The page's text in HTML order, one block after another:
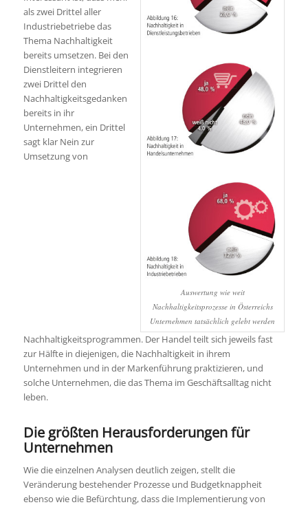
Auswertung wie weit
Nachhaltigkeitsprozesse in Österreichs
Unternehmen tatsächlich gelebt werden
als zwei Drittel aller
Industriebetriebe das
Thema Nachhaltigkeit
bereits umsetzen. Bei den
Dienstleitern integrieren
zwei Drittel den
Nachhaltigkeitsgedanken
bereits in ihr
Unternehmen, ein Drittel
sagt klar Nein zur
Umsetzung von
Nachhaltigkeitsprogrammen. Der Handel teilt sich jeweils fast
zur Hälfte in diejenigen, die Nachhaltigkeit in ihrem
Unternehmen und in der Markenführung praktizieren, und
solche Unternehmen, die das Thema im Geschäftsalltag nicht
leben.
Die größten Herausforderungen für
Unternehmen
Wie die einzelnen Analysen deutlich zeigen, stellt die
Veränderung bestehender Prozesse und Budgetknappheit
ebenso wie die Befürchtung, dass die Implementierung von